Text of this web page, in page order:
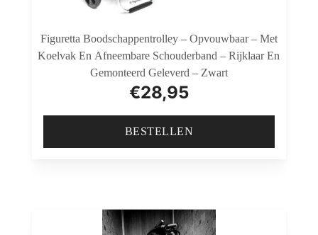
Figuretta Boodschappentrolley – Opvouwbaar – Met
Koelvak En Afneembare Schouderband – Rijklaar En
Gemonteerd Geleverd – Zwart
€28,95
BESTELLEN